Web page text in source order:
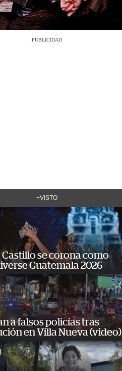
PUBLICIDAD
+VISTO
se corona como
Guatemala 2026
a falsos policías tras
en Villa Nueva (video)